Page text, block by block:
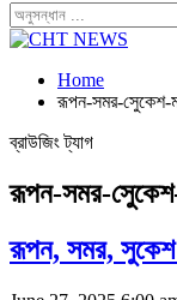
Home
রূপন-সমর-সেুকেশ-
ব্রাউজিং ট্যাগ
রূপন-সমর-
রূপন, সমর, সুকেশ